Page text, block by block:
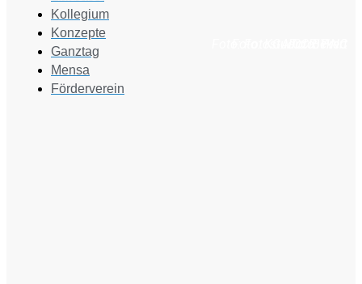
Kollegium
Konzepte
Ganztag
Mensa
Förderverein